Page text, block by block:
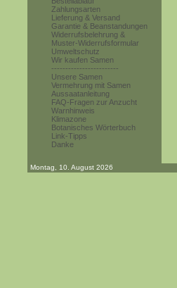
Zahlungsarten
Lieferung & Versand
Garantie & Beanstandungen
Widerrufsbelehrung &
Muster-Widerrufsformular
Umweltschutz
Wir kaufen Samen
------------------------
Unsere Samen
Vermehrung mit Samen
Aussaatanleitung
FAQ-Fragen zur Anzucht
Warnhinweis
Klimazone
Botanisches Wörterbuch
Link-Tipps
Danke
Montag, 10. August 2026